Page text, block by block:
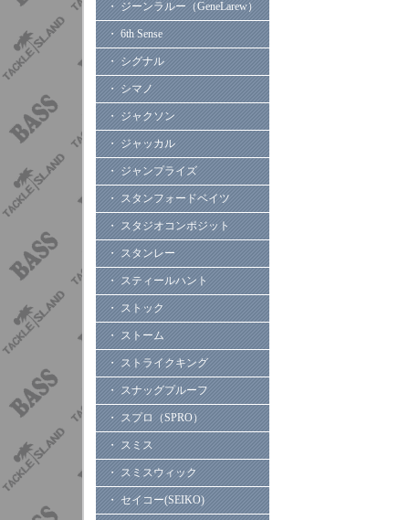
・ ジーンラルー（GeneLarew）
・ 6th Sense
・ シグナル
・ シマノ
・ ジャクソン
・ ジャッカル
・ ジャンプライズ
・ スタンフォードベイツ
・ スタジオコンポジット
・ スタンレー
・ スティールハント
・ ストック
・ ストーム
・ ストライクキング
・ スナッグプルーフ
・ スプロ（SPRO）
・ スミス
・ スミスウィック
・ セイコー(SEIKO)